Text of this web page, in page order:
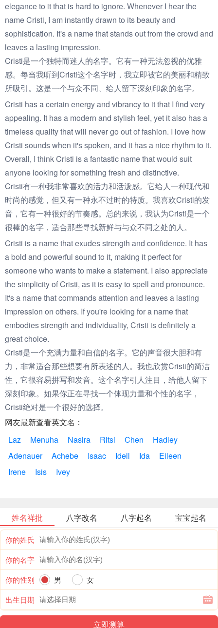
elegance to it that is hard to ignore. Whenever I hear the
name Cristi, I am instantly drawn to its beauty and
sophistication. It's a name that stands out from the crowd and
leaves a lasting impression.
Cristi是一个独特而迷人的名字。它有一种无法忽视的优雅
感。每当我听到Cristi这个名字时，我立即被它的美丽和精致
所吸引。这是一个与众不同、给人留下深刻印象的名字。
Cristi has a certain energy and vibrancy to it that I find very
appealing. It has a modern and stylish feel, yet it also has a
timeless quality that will never go out of fashion. I love how
Cristi sounds when it's spoken, and it has a nice rhythm to it.
Overall, I think Cristi is a fantastic name that would suit
anyone looking for something fresh and distinctive.
Cristi有一种我非常喜欢的活力和活泼感。它给人一种现代和
时尚的感觉，但又有一种永不过时的特质。我喜欢Cristi的发
音，它有一种很好的节奏感。总的来说，我认为Cristi是一个
很棒的名字，适合那些寻找新鲜与与众不同之处的人。
Cristi is a name that exudes strength and confidence. It has
a bold and powerful sound to it, making it perfect for
someone who wants to make a statement. I also appreciate
the simplicity of Cristi, as it is easy to spell and pronounce.
It's a name that commands attention and leaves a lasting
impression on others. If you're looking for a name that
embodies strength and individuality, Cristi is definitely a
great choice.
Cristi是一个充满力量和自信的名字。它的声音很大胆和有
力，非常适合那些想要有所表述的人。我也欣赏Cristi的简洁
性，它很容易拼写和发音。这个名字引人注目，给他人留下
深刻印象。如果你正在寻找一个体现力量和个性的名字，
Cristi绝对是一个很好的选择。
网友最新查看英文名：
Laz
Menuha Nasira Ritsi Chen
Hadley
Adenauer
Achebe Isaac Idell Ida
Eileen
Irene
Isis Ivey
姓名祥批 八字改名 八字起名 宝宝起名
你的姓氏
你的名字
你的性别
男
女
出生日期